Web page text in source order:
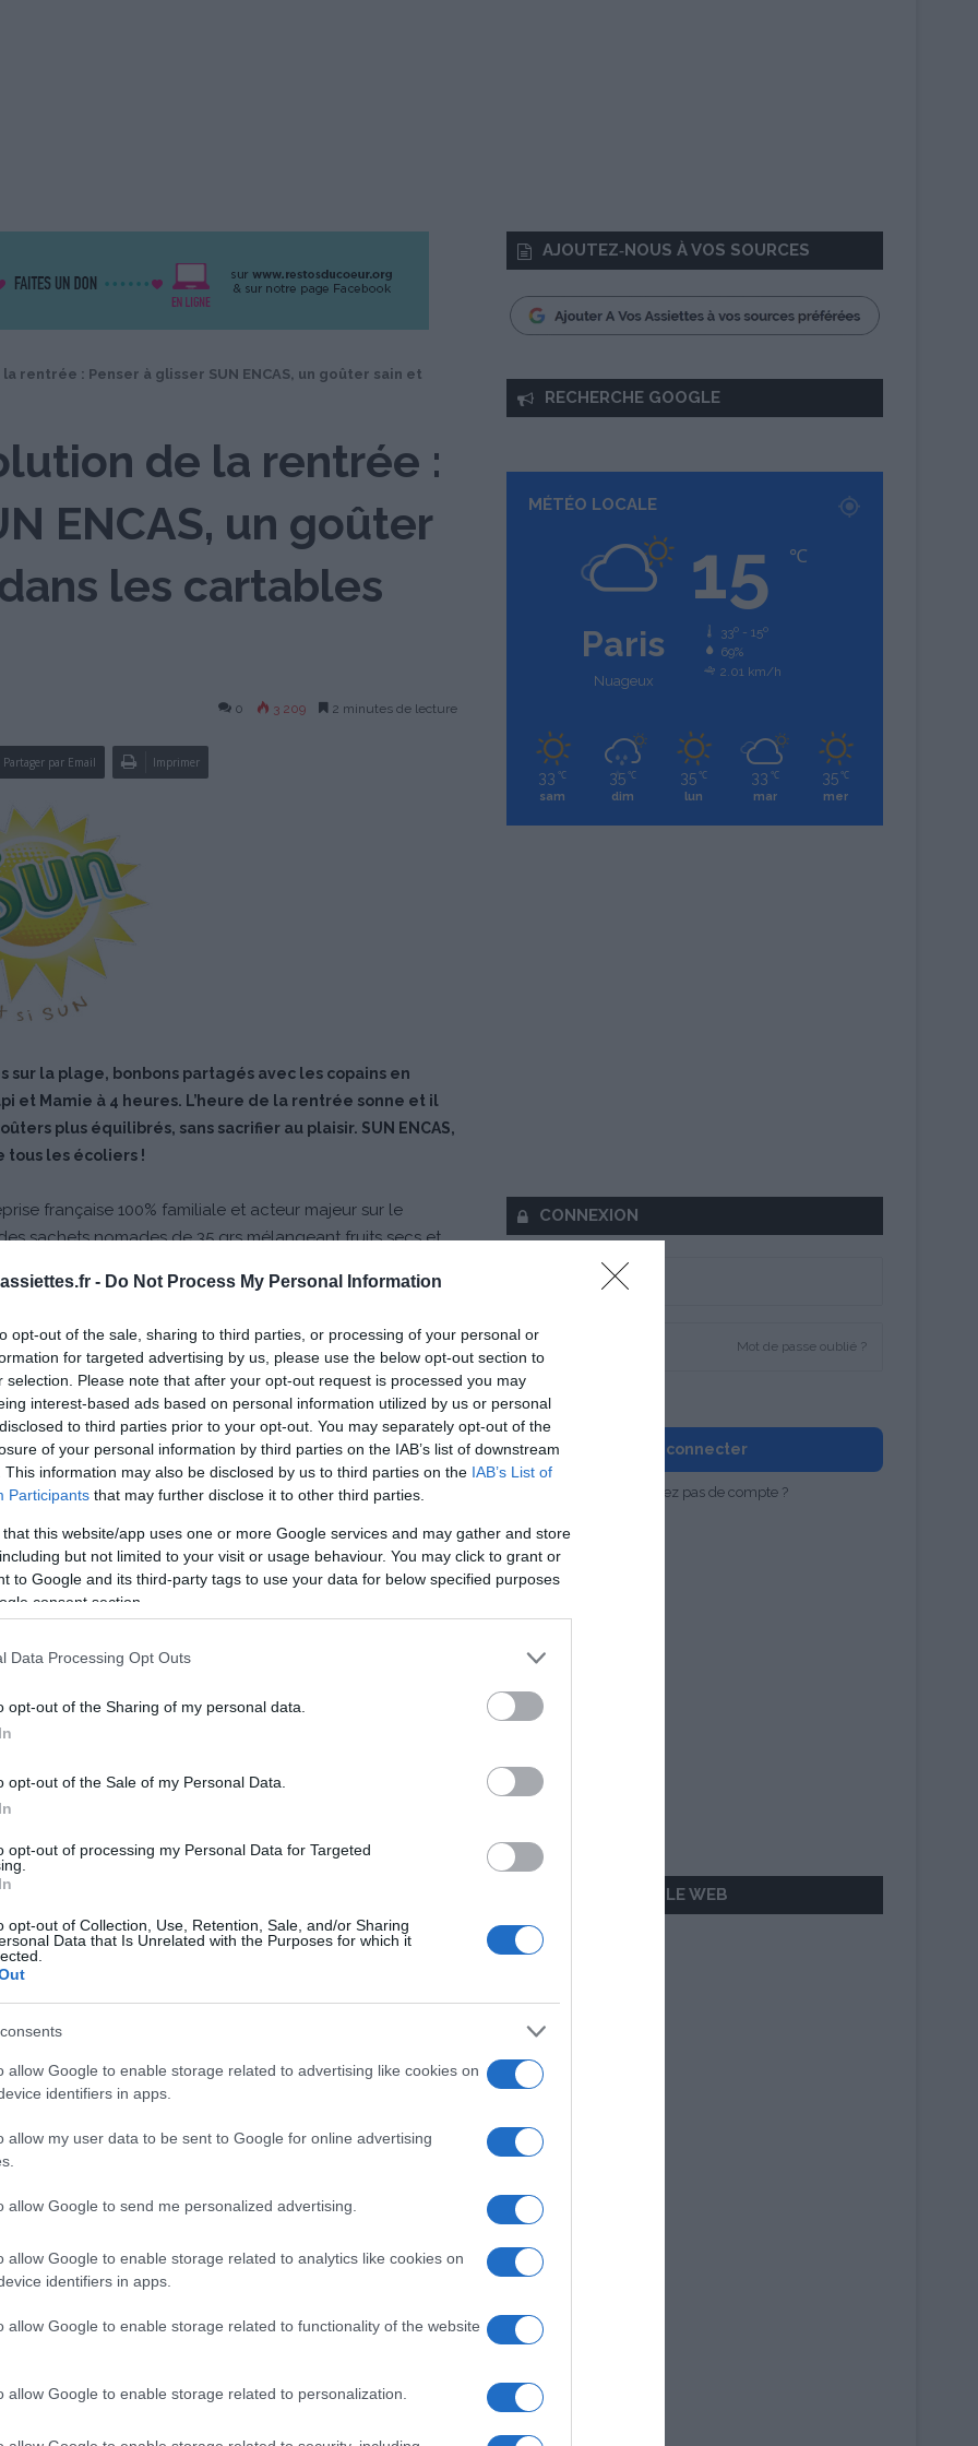
- Do Not Process My Personal Information
opt-out of the sale, sharing to third parties, or processing of your personal or
for targeted advertising by us, please use the below opt-out section to
selection. Please note that after your opt-out request is processed you may
interest-based ads based on personal information utilized by us or personal
to third parties prior to your opt-out. You may separately opt-out of the
of your personal information by third parties on the IAB’s list of downstream
This information may also be disclosed by us to third parties on the IAB’s List of
Participants that may further disclose it to other third parties.
that this website/app uses one or more Google services and may gather and store
but not limited to your visit or usage behaviour. You may click to grant or
to Google and its third-party tags to use your data for below specified purposes
consent section.
Data Processing Opt Outs
opt-out of the Sharing of my personal data.
opt-out of the Sale of my Personal Data.
opt-out of processing my Personal Data for Targeted
opt-out of Collection, Use, Retention, Sale, and/or Sharing
Data that Is Unrelated with the Purposes for which it
allow Google to enable storage related to advertising like cookies on
identifiers in apps.
allow my user data to be sent to Google for online advertising
allow Google to send me personalized advertising.
allow Google to enable storage related to analytics like cookies on
identifiers in apps.
allow Google to enable storage related to functionality of the website
allow Google to enable storage related to personalization.
rentrée : Penser à glisser SUN ENCAS, un goûter sain et
de la rentrée :
ENCAS, un goûter
les cartables
0 3 209 2 minutes de lecture
Partager par Email Imprimer
sur la plage, bonbons partagés avec les copains en
et Mamie à 4 heures. L’heure de la rentrée sonne et il
plus équilibrés, sans sacrifier au plaisir. SUN ENCAS,
les écoliers !
française 100% familiale et acteur majeur sur le
sachets nomades de 35 grs mélangeant fruits secs et
et la séance de sport du mercredi ! Très pratique, SUN
de préparation, il n’y a qu’à glisser un petit sachet
refassent le plein d’énergie grâce à ces goûters sains
sachet au bureau pour leur petit creux de 11h ou
toute la famille qui se mettra à adopter ce nouveau
un goûter plaisir, plein de saveurs, qui satisfait petits et
pour plus de saveurs
& Cranberries
cajou & raisins
grillées
aux enfants de moins de 3 ans,
Foods, entreprise française 100% familiale et acteur
SUN ponctue le quotidien de saveurs gourmandes
AJOUTEZ‑NOUS À VOS SOURCES
RECHERCHE GOOGLE
MÉTÉO LOCALE
Paris
Nuageux
15 ℃
33º - 15º
69%
2.01 km/h
33 ℃
sam
35 ℃
dim
35 ℃
lun
33 ℃
mar
35 ℃
mer
CONNEXION
Mot de passe oublié ?
Se souvenir de moi
Se connecter
Vous n'avez pas de compte ?
AILLEURS SUR LE WEB